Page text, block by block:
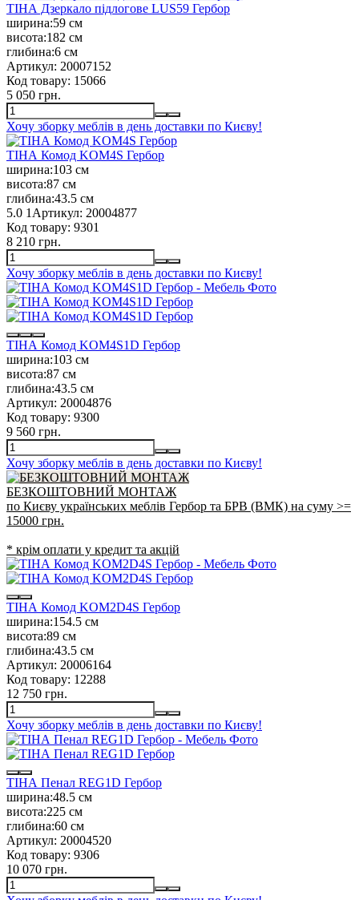
ТІНА Дзеркало підлогове LUS59 Гербор
ширина:59 см
висота:182 см
глибина:6 см
Артикул: 20007152
Код товару: 15066
5 050 грн.
Хочу зборку меблів в день доставки по Києву!
ТІНА Комод KOM4S Гербор
ширина:103 см
висота:87 см
глибина:43.5 см
5.0 1 Артикул: 20004877
Код товару: 9301
8 210 грн.
Хочу зборку меблів в день доставки по Києву!
ТІНА Комод KOM4S1D Гербор
ширина:103 см
висота:87 см
глибина:43.5 см
Артикул: 20004876
Код товару: 9300
9 560 грн.
Хочу зборку меблів в день доставки по Києву!
БЕЗКОШТОВНИЙ МОНТАЖ
по Києву українських меблів Гербор та БРВ (ВМК) на суму >=
15000 грн.
* крім оплати у кредит та акцій
ТІНА Комод KOM2D4S Гербор
ширина:154.5 см
висота:89 см
глибина:43.5 см
Артикул: 20006164
Код товару: 12288
12 750 грн.
Хочу зборку меблів в день доставки по Києву!
ТІНА Пенал REG1D Гербор
ширина:48.5 см
висота:225 см
глибина:60 см
Артикул: 20004520
Код товару: 9306
10 070 грн.